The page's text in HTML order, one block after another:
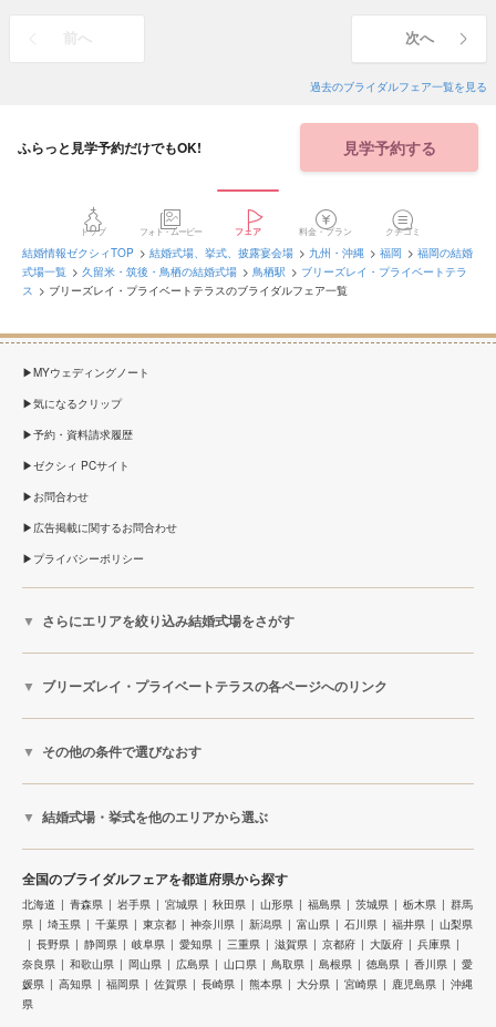
前へ 次へ
過去のブライダルフェア一覧を見る
ふらっと見学予約だけでもOK! 見学予約する
トップ フォト・ムービー フェア 料金・プラン クチコミ
結婚情報ゼクシィTOP 結婚式場、挙式、披露宴会場 九州・沖縄 福岡
福岡の結婚
式場一覧
久留米・筑後・鳥栖の結婚式場 鳥栖駅
ブリーズレイ・プライベートテラ
ス
ブリーズレイ・プライベートテラスのブライダルフェア一覧
MYウェディングノート
気になるクリップ
予約・資料請求履歴
ゼクシィ PCサイト
お問合わせ
広告掲載に関するお問合わせ
プライバシーポリシー
さらにエリアを絞り込み結婚式場をさがす
ブリーズレイ・プライベートテラスの各ページへのリンク
その他の条件で選びなおす
結婚式場・挙式を他のエリアから選ぶ
全国のブライダルフェアを都道府県から探す
北海道 青森県 岩手県 宮城県 秋田県 山形県 福島県 茨城県 栃木県
群馬
県
埼玉県 千葉県 東京都 神奈川県 新潟県 富山県 石川県 福井県
山梨県
長野県
静岡県 岐阜県 愛知県 三重県 滋賀県 京都府 大阪府
兵庫県
奈良県
和歌山県 岡山県 広島県 山口県 鳥取県 島根県 徳島県 香川県
愛
媛県
高知県 福岡県 佐賀県 長崎県 熊本県 大分県 宮崎県 鹿児島県
沖縄
県